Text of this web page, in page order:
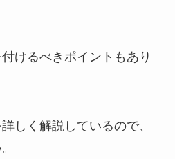
けるべきポイントもあり
しく解説しているので、